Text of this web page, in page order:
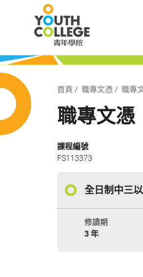
青年學院
Breadcrumb
首頁 職專文憑 職專
職專文
課程編號
FS113373
全日制中三
修讀期
3 年